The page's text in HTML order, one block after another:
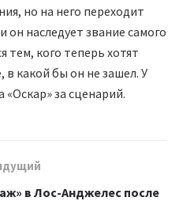
но на него переходит
наследует звание самого
тем, кого теперь хотят
в какой бы он не зашел. У
«Оскар» за сценарий.
в Лос-Анджелес после